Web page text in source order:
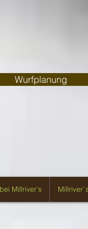
Wurfplanung
Millriver's